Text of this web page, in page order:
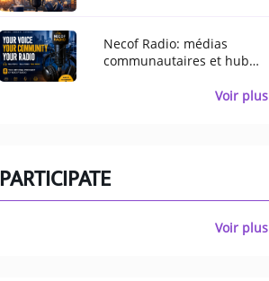
Necof Radio: médias
communautaires et hub
Voir plus
PARTICIPATE
Voir plus